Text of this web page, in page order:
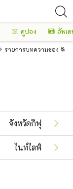
คูปอง อัพเ
รายการบทความของ จัง
จังหวัดกิฟุ
ไนท์ไลฟ์